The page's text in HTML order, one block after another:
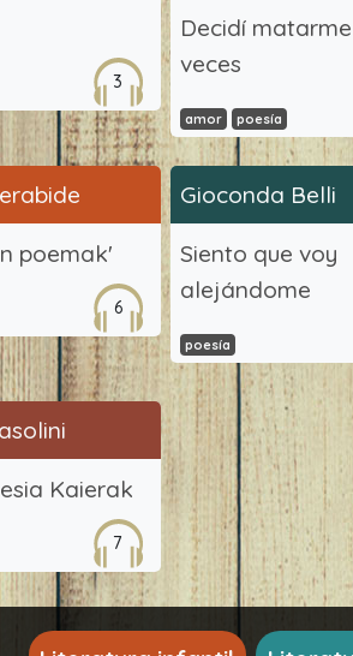
3
Decidí
veces
amor poesía
poemak'
6
Gioconda Belli
Siento que voy
alejándome
poesía
Kaierak
7